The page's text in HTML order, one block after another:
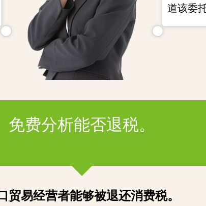
道该委
免费分析能否退税。
贸易经营者能够被退还消费税。